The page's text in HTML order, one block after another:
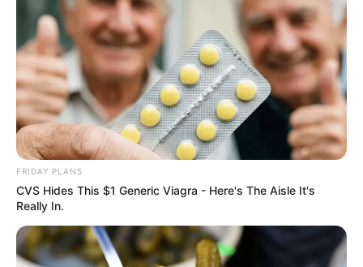
FRIDAY PLANS
CVS Hides This $1 Generic Viagra - Here's The Aisle It's
Really In.